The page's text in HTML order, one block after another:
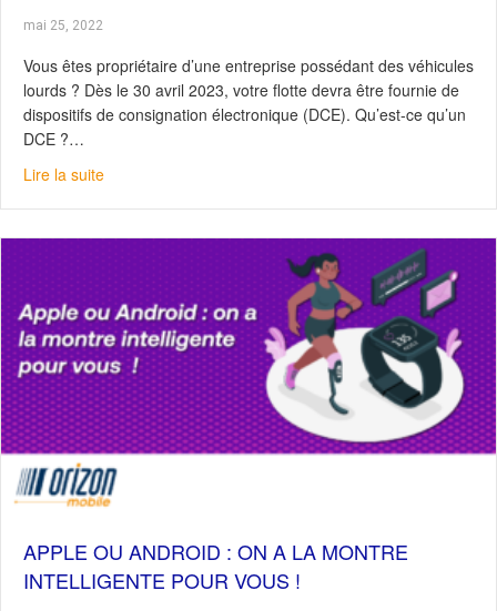
mai 25, 2022
Vous êtes propriétaire d’une entreprise possédant des véhicules
lourds ? Dès le 30 avril 2023, votre flotte devra être fournie de
dispositifs de consignation électronique (DCE). Qu’est-ce qu’un
DCE ?…
Lire la suiteabout L’installation de DCE pour votre flotte de
APPLE OU ANDROID : ON A LA MONTRE
INTELLIGENTE POUR VOUS !